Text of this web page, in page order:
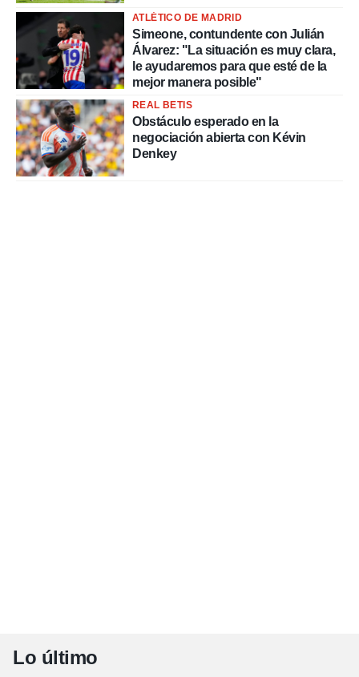
ATLÉTICO DE MADRID
Simeone, contundente con Julián
Álvarez: "La situación es muy clara,
le ayudaremos para que esté de la
mejor manera posible"
REAL BETIS
Obstáculo esperado en la
negociación abierta con Kévin
Denkey
Lo último